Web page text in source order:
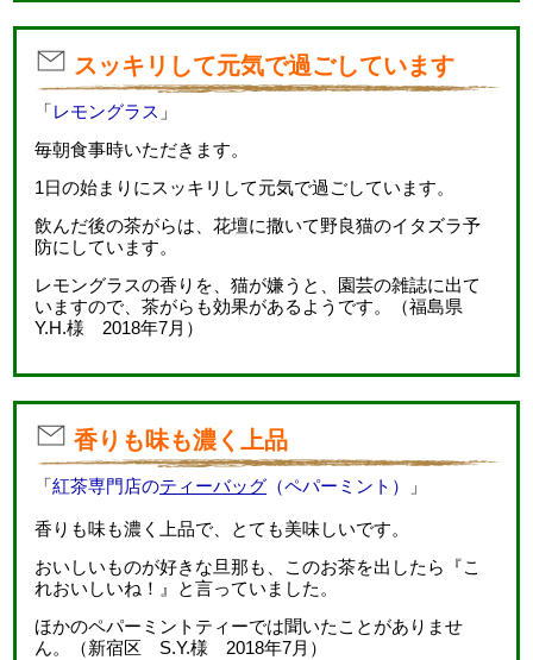
スッキリして元気で過ごしています
「レモングラス 」
毎朝食事時いただきます。
1日の始まりにスッキリして元気で過ごしています。
飲んだ後の茶がらは、花壇に撒いて野良猫のイタズラ予
防にしています。
レモングラスの香りを、猫が嫌うと、園芸の雑誌に出て
いますので、茶がらも効果があるようです。（福島県
Y.H.様 2018年7月）
香りも味も濃く上品
「紅茶専門店のティーバッグ （ペパーミント） 」
香りも味も濃く上品で、とても美味しいです。
おいしいものが好きな旦那も、このお茶を出したら『こ
れおいしいね！』と言っていました。
ほかのペパーミントティーでは聞いたことがありませ
ん。（新宿区 S.Y.様 2018年7月）